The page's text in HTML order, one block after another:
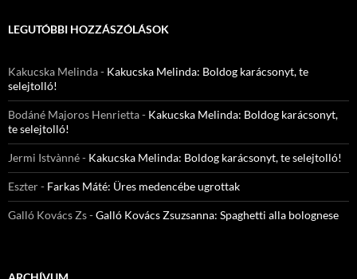
LEGUTÓBBI HOZZÁSZÓLÁSOK
Kakucska Melinda- Kakucska Melinda: Boldog karácsonyt, te
selejtolló!
Bodáné Majoros Henrietta- Kakucska Melinda: Boldog karácsonyt,
te selejtolló!
Jermi Istvànné- Kakucska Melinda: Boldog karácsonyt, te selejtolló!
Eszter- Farkas Máté: Üres medencébe ugrottak
Galló Kovács Zs-Galló Kovács Zsuzsanna: Spaghetti alla bolognese